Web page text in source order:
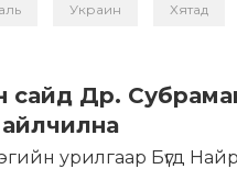
Украин Хятад
сайд Др.
урилгаар Бүгд